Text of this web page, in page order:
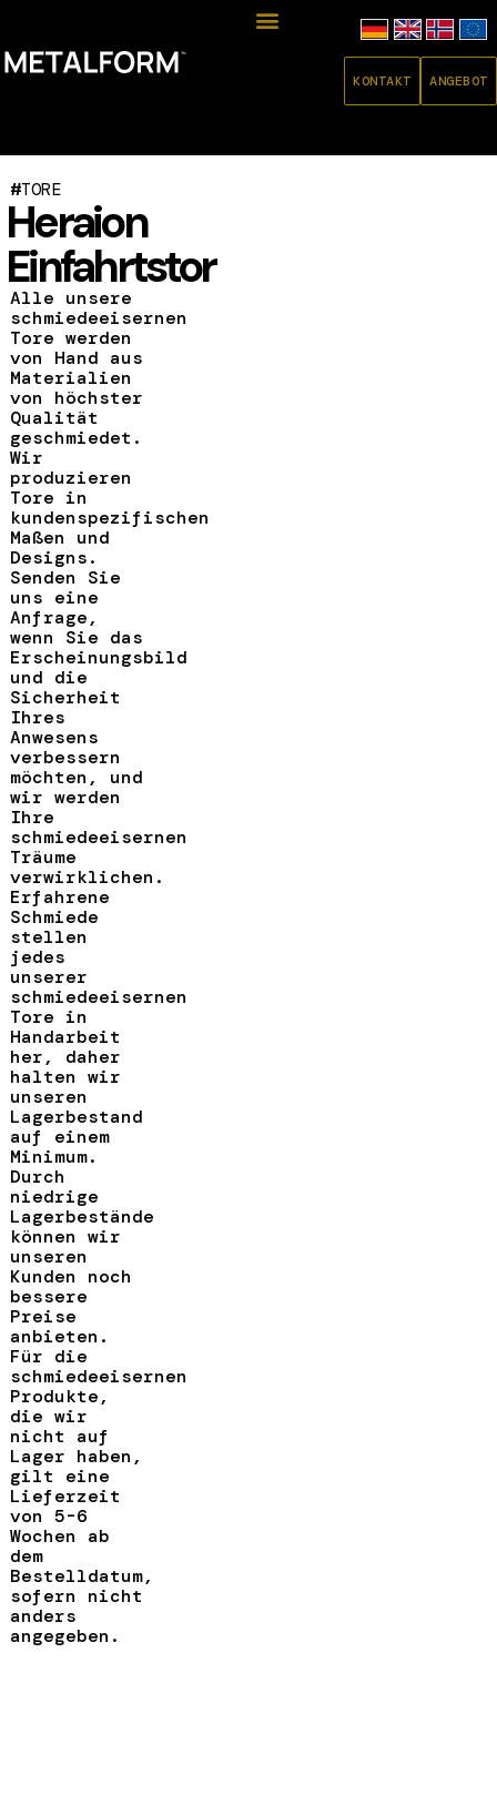
KONTAKT ANGEBOT
#TORE
Heraion
Einfahrtstor
Alle unsere
schmiedeeisernen
Tore werden
von Hand aus
Materialien
von höchster
Qualität
geschmiedet.
Wir
produzieren
Tore in
kundenspezifischen
Maßen und
Designs.
Senden Sie
uns eine
Anfrage,
wenn Sie das
Erscheinungsbild
und die
Sicherheit
Ihres
Anwesens
verbessern
möchten, und
wir werden
Ihre
schmiedeeisernen
Träume
verwirklichen.
Erfahrene
Schmiede
stellen
jedes
unserer
schmiedeeisernen
Tore in
Handarbeit
her, daher
halten wir
unseren
Lagerbestand
auf einem
Minimum.
Durch
niedrige
Lagerbestände
können wir
unseren
Kunden noch
bessere
Preise
anbieten.
Für die
schmiedeeisernen
Produkte,
die wir
nicht auf
Lager haben,
gilt eine
Lieferzeit
von 5-6
Wochen ab
dem
Bestelldatum,
sofern nicht
anders
angegeben.